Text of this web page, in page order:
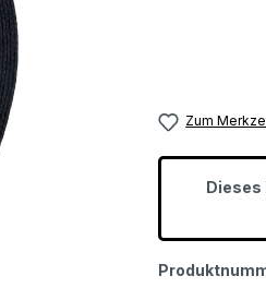
Zum
Dieses